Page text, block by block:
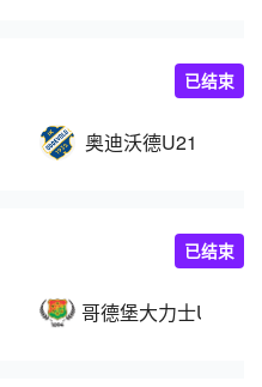
奥迪沃德U21
已结束
哥德堡大力士U21
已结束